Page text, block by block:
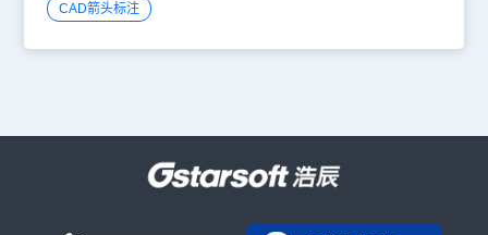
CAD箭头标注